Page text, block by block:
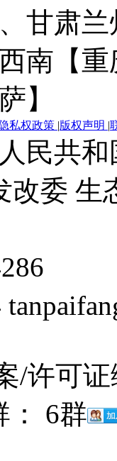
甘肃
南【
】
隐私权政策 |版权声明 |
民共
委 生
/许可
： 6群